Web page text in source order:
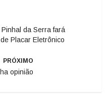
da Serra fará
Placar Eletrônico
PRÓXIMO
opinião